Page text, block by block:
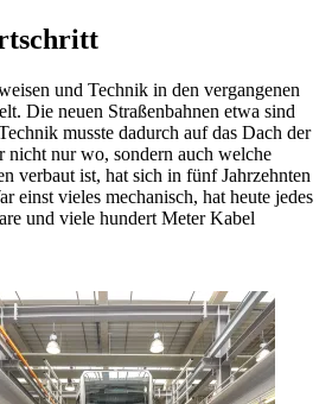
und Technik in den vergangenen
Die neuen Straßenbahnen etwa sind
musste dadurch auf das Dach der
nicht nur wo, sondern auch welche
verbaut ist, hat sich in fünf Jahrzehnten
einst vieles mechanisch, hat heute jedes
und viele hundert Meter Kabel